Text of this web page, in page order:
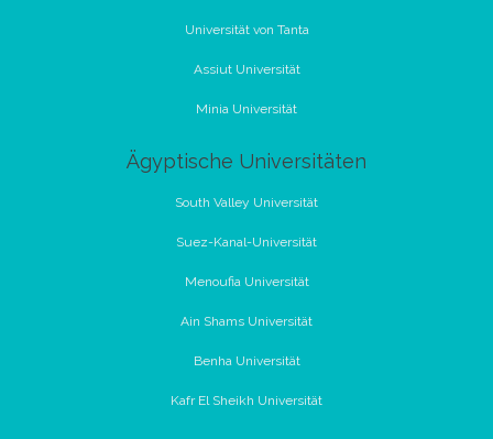
Universität von Tanta
Assiut Universität
Minia Universität
Ägyptische Universitäten
South Valley Universität
Suez-Kanal-Universität
Menoufia Universität
Ain Shams Universität
Benha Universität
Kafr El Sheikh Universität